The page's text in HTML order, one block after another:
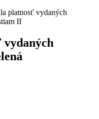
platnosť vydaných
II